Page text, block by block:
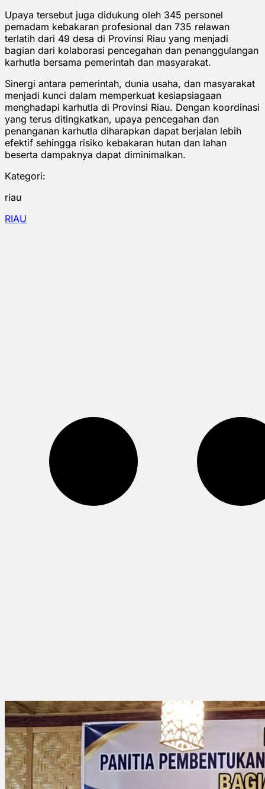
Upaya tersebut juga didukung oleh 345 personel
pemadam kebakaran profesional dan 735 relawan
terlatih dari 49 desa di Provinsi Riau yang menjadi
bagian dari kolaborasi pencegahan dan penanggulangan
karhutla bersama pemerintah dan masyarakat.
Sinergi antara pemerintah, dunia usaha, dan masyarakat
menjadi kunci dalam memperkuat kesiapsiagaan
menghadapi karhutla di Provinsi Riau. Dengan koordinasi
yang terus ditingkatkan, upaya pencegahan dan
penanganan karhutla diharapkan dapat berjalan lebih
efektif sehingga risiko kebakaran hutan dan lahan
beserta dampaknya dapat diminimalkan.
Kategori:
riau
RIAU